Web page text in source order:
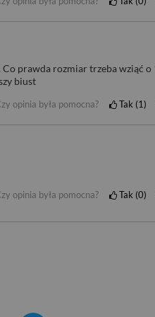
prawda rozmiar trzeba wziąć o
biust
opinia była pomocna? Tak 1
opinia była pomocna? Tak 0